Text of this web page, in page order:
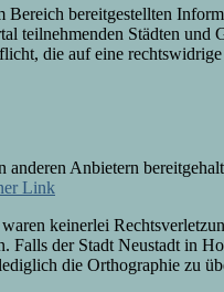
bereitgestellten
teilnehmenden Städten
die auf eine
Anbietern
Link
keinerlei
Falls der Stadt Neustadt in
die Orthographie zu